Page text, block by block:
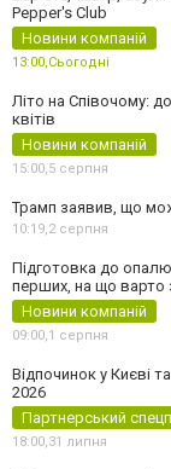
Pepper's Club
Новини компаній
13:00,Сьогодні
Літо на Співочому:
квітів
Новини компаній
15:00,5 серпня
Трамп заявив, що
10:19,2 серпня
Підготовка до
перших, на що варто
Новини компаній
09:00,1 серпня
Відпочинок у Києві
2026
Партнерський
18:00,31 липня